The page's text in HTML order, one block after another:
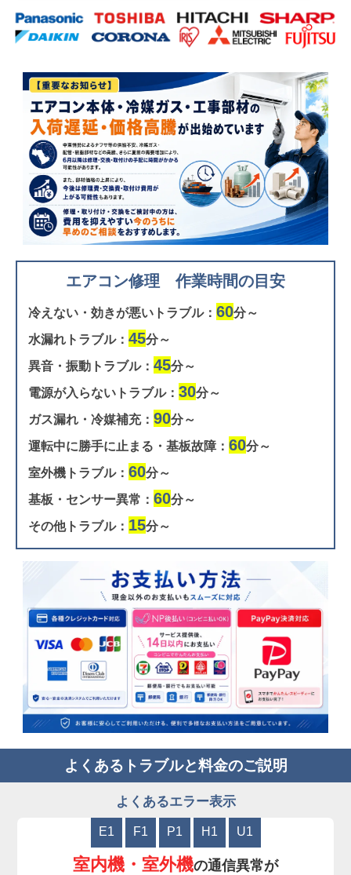
エアコン修理 作業時間の目安
冷えない・効きが悪いトラブル： 60分～
水漏れトラブル： 45分～
異音・振動トラブル： 45分～
電源が入らないトラブル： 30分～
ガス漏れ・冷媒補充： 90分～
運転中に勝手に止まる・基板故障： 60分～
室外機トラブル： 60分～
基板・センサー異常： 60分～
その他トラブル： 15分～
よくあるトラブルと料金のご説明
よくあるエラー表示
E1 F1 P1 H1 U1
室内機・室外機の通信異常が